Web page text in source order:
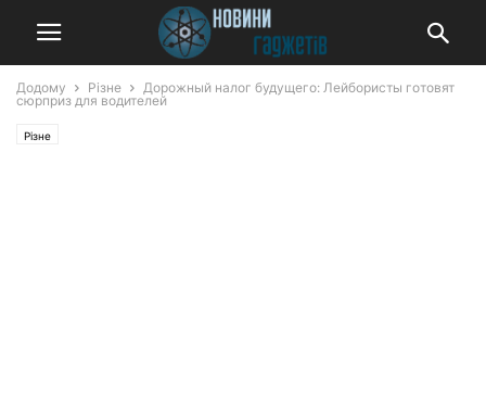
Додому Різне
Дорожный налог будущего: Лейбористы готовят
сюрприз для водителей
Різне